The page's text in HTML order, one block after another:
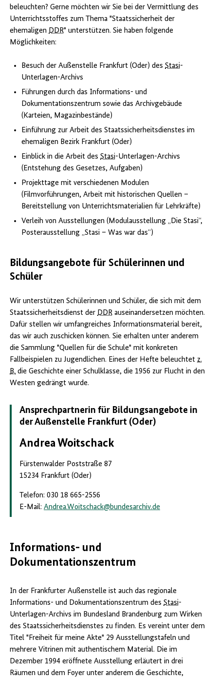
beleuchten? Gerne möchten wir Sie bei der Vermittlung des
Unterrichtsstoffes zum Thema "Staatssicherheit der
ehemaligen DDR" unterstützen. Sie haben folgende
Möglichkeiten:
Besuch der Außenstelle Frankfurt (Oder) des Stasi-
Unterlagen-Archivs
Führungen durch das Informations- und
Dokumentationszentrum sowie das Archivgebäude
(Karteien, Magazinbestände)
Einführung zur Arbeit des Staatssicherheitsdienstes im
ehemaligen Bezirk Frankfurt (Oder)
Einblick in die Arbeit des Stasi-Unterlagen-Archivs
(Entstehung des Gesetzes, Aufgaben)
Projekttage mit verschiedenen Modulen
(Filmvorführungen, Arbeit mit historischen Quellen –
Bereitstellung von Unterrichtsmaterialien für Lehrkräfte)
Verleih von Ausstellungen (Modulausstellung „Die Stasi“,
Posterausstellung „Stasi – Was war das“)
Bildungsangebote für Schülerinnen und
Schüler
Wir unterstützen Schülerinnen und Schüler, die sich mit dem
Staatssicherheitsdienst der DDR auseinandersetzen möchten.
Dafür stellen wir umfangreiches Informationsmaterial bereit,
das wir auch zuschicken können. Sie erhalten unter anderem
die Sammlung "Quellen für die Schule" mit konkreten
Fallbeispielen zu Jugendlichen. Eines der Hefte beleuchtet z.
B. die Geschichte einer Schulklasse, die 1956 zur Flucht in den
Westen gedrängt wurde.
Ansprechpartnerin für Bildungsangebote in
der Außenstelle Frankfurt (Oder)
Andrea Woitschack
Fürstenwalder Poststraße 87
15234 Frankfurt (Oder)
Telefon: 030 18 665-2556
E-Mail: Andrea.Woitschack@bundesarchiv.de
Informations- und
Dokumentationszentrum
In der Frankfurter Außenstelle ist auch das regionale
Informations- und Dokumentationszentrum des Stasi-
Unterlagen-Archivs im Bundesland Brandenburg zum Wirken
des Staatssicherheitsdienstes zu finden. Es vereint unter dem
Titel "Freiheit für meine Akte" 29 Ausstellungstafeln und
mehrere Vitrinen mit authentischem Material. Die im
Dezember 1994 eröffnete Ausstellung erläutert in drei
Räumen und dem Foyer unter anderem die Geschichte,